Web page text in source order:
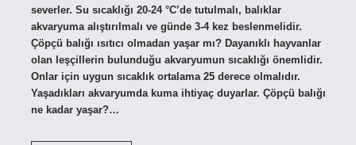
severler. Su sıcaklığı 20-24 °C’de tutulmalı, balıklar
akvaryuma alıştırılmalı ve günde 3-4 kez beslenmelidir.
Çöpçü balığı ısıtıcı olmadan yaşar mı? Dayanıklı hayvanlar
olan leşçillerin bulunduğu akvaryumun sıcaklığı önemlidir.
Onlar için uygun sıcaklık ortalama 25 derece olmalıdır.
Yaşadıkları akvaryumda kuma ihtiyaç duyarlar. Çöpçü balığı
ne kadar yaşar?…